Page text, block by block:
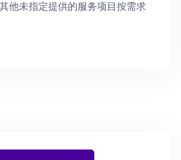
他未指定提供的服务项目按需求